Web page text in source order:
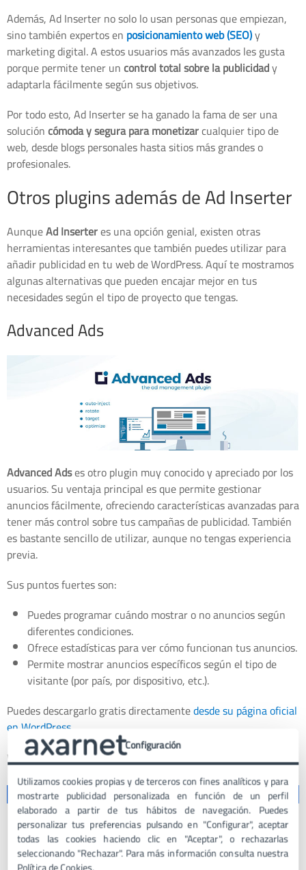
Además, Ad Inserter no solo lo usan personas que empiezan,
sino también expertos en posicionamiento web (SEO)y
marketing digital. A estos usuarios más avanzados les gusta
porque permite tener uncontrol total sobre la publicidady
adaptarla fácilmente según sus objetivos.
Por todo esto, Ad Inserter se ha ganado la fama de ser una
solucióncómoda y segura para monetizarcualquier tipo de
web, desde blogs personales hasta sitios más grandes o
profesionales.
Otros plugins además de Ad Inserter
AunqueAd Inserteres una opción genial, existen otras
herramientas interesantes que también puedes utilizar para
añadir publicidad en tu web de WordPress. Aquí te mostramos
algunas alternativas que pueden encajar mejor en tus
necesidades según el tipo de proyecto que tengas.
Advanced Ads
Advanced Adses otro plugin muy conocido y apreciado por los
usuarios. Su ventaja principal es que permite gestionar
anuncios fácilmente, ofreciendo características avanzadas para
tener más control sobre tus campañas de publicidad. También
es bastante sencillo de utilizar, aunque no tengas experiencia
previa.
Sus puntos fuertes son:
Puedes programar cuándo mostrar o no anuncios según
diferentes condiciones.
Ofrece estadísticas para ver cómo funcionan tus anuncios.
Permite mostrar anuncios específicos según el tipo de
visitante (por país, por dispositivo, etc.).
Puedes descargarlo gratis directamentedesde su página oficial
en WordPress
WP Quads Configuración
Utilizamos cookies propias y de terceros con fines analíticos y para
mostrarte publicidad personalizada en función de un perfil
elaborado a partir de tus hábitos de navegación. Puedes
personalizar tus preferencias pulsando en "Configurar", aceptar
todas las cookies haciendo clic en "Aceptar", o rechazarlas
seleccionando "Rechazar". Para más información consulta nuestra